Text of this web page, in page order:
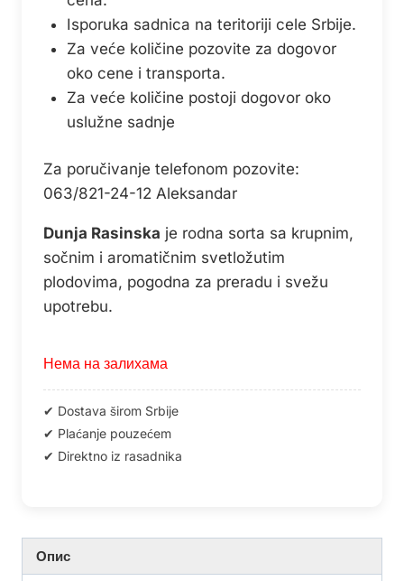
Isporuka sadnica na teritoriji cele Srbije.
Za veće količine pozovite za dogovor
oko cene i transporta.
Za veće količine postoji dogovor oko
uslužne sadnje
Za poručivanje telefonom pozovite:
063/821-24-12 Aleksandar
Dunja Rasinska je rodna sorta sa krupnim,
sočnim i aromatičnim svetložutim
plodovima, pogodna za preradu i svežu
upotrebu.
Нема на залихама
Опис